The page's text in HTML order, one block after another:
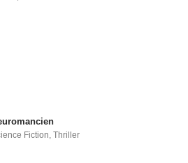
Fiction,Thriller